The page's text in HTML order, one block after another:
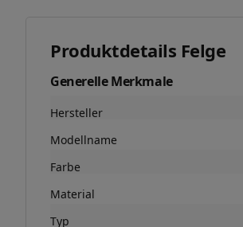
Produktdetails Felge
Generelle Merkmale
Hersteller
Modellname
Farbe
Material
Typ